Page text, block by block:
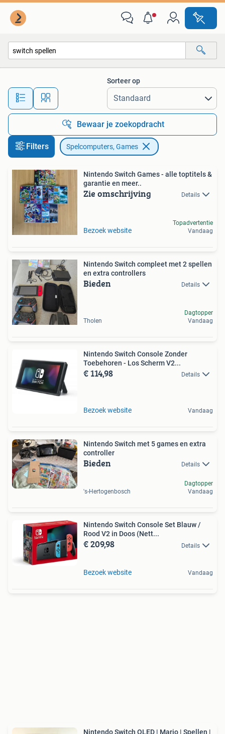
Alle afstanden…
Sorteer op
Bewaar je zoekopdracht
Filters Spelcomputers, Games
Nintendo Switch Games - alle toptitels &
garantie en meer..
Zie omschrijving Details
Bezoek website
Topadvertentie
Vandaag
Nintendo Switch compleet met 2 spellen
en extra controllers
Bieden Details
Tholen
Dagtopper
Vandaag
Nintendo Switch Console Zonder
Toebehoren - Los Scherm V2...
€ 114,98 Details
Bezoek website Vandaag
Nintendo Switch met 5 games en extra
controller
Bieden Details
's-Hertogenbosch
Dagtopper
Vandaag
Nintendo Switch Console Set Blauw /
Rood V2 in Doos (Nett...
€ 209,98 Details
Bezoek website Vandaag
Nintendo Switch OLED | Mario | Spellen |